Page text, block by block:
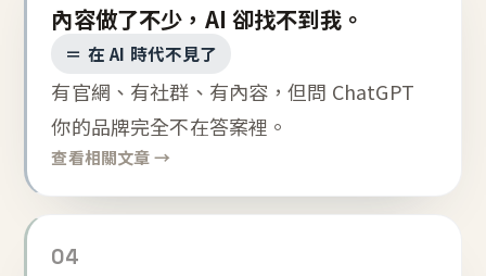
內容做了不少，AI 卻找不到我。
＝ 在 AI 時代不見了
有官網、有社群、有內容，但問 ChatGPT
你的品牌完全不在答案裡。
查看相關文章 →
04